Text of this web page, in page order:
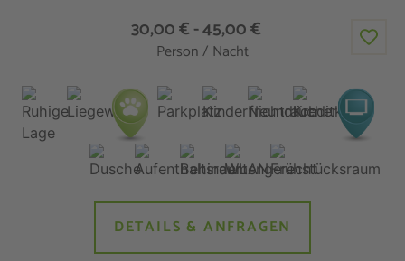
30,00 € - 45,00 €
Person / Nacht
DETAILS & ANFRAGEN